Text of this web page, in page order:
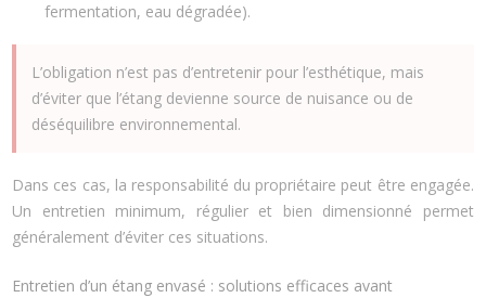
fermentation, eau dégradée).
L’obligation n’est pas d’entretenir pour l’esthétique, mais
d’éviter que l’étang devienne source de nuisance ou de
déséquilibre environnemental.
Dans ces cas, la responsabilité du propriétaire peut être engagée.
Un entretien minimum, régulier et bien dimensionné permet
généralement d’éviter ces situations.
Entretien d’un étang envasé : solutions efficaces avant